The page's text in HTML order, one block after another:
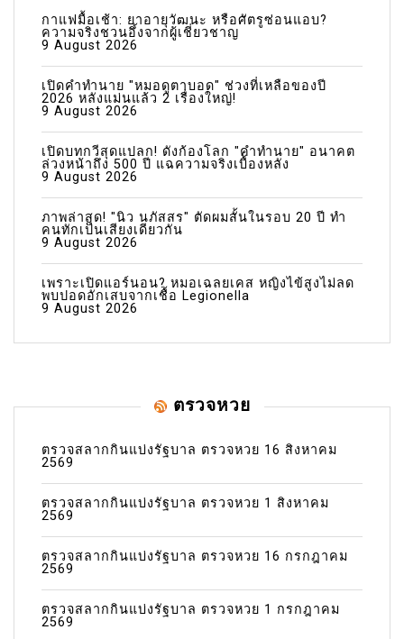
กาแฟมื้อเช้า: ยาอายุวัฒนะ หรือศัตรูซ่อนแอบ?
ความจริงชวนอึ้งจากผู้เชี่ยวชาญ
9 August 2026
เปิดคำทำนาย "หมอดูตาบอด" ช่วงที่เหลือของปี
2026 หลังแม่นแล้ว 2 เรื่องใหญ่!
9 August 2026
เปิดบทกวีสุดแปลก! ดังก้องโลก "คำทำนาย" อนาคต
ล่วงหน้าถึง 500 ปี แฉความจริงเบื้องหลัง
9 August 2026
ภาพล่าสุด! "นิว นภัสสร" ตัดผมสั้นในรอบ 20 ปี ทำ
คนทักเป็นเสียงเดียวกัน
9 August 2026
เพราะเปิดแอร์นอน? หมอเฉลยเคส หญิงไข้สูงไม่ลด
พบปอดอักเสบจากเชื้อ Legionella
9 August 2026
ตรวจหวย
ตรวจสลากกินแบ่งรัฐบาล ตรวจหวย 16 สิงหาคม
2569
ตรวจสลากกินแบ่งรัฐบาล ตรวจหวย 1 สิงหาคม
2569
ตรวจสลากกินแบ่งรัฐบาล ตรวจหวย 16 กรกฎาคม
2569
ตรวจสลากกินแบ่งรัฐบาล ตรวจหวย 1 กรกฎาคม
2569